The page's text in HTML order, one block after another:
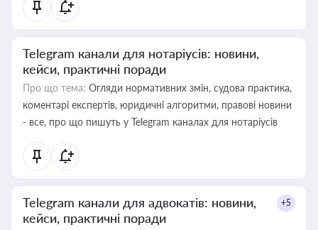
Telegram канали для нотаріусів: новини,
кейси, практичні поради
Про що тема: Огляди нормативних змін, судова практика,
коментарі експертів, юридичні алгоритми, правові новини
- все, про що пишуть у Telegram каналах для нотаріусів
Telegram канали для адвокатів: новини,
кейси, практичні поради
+5